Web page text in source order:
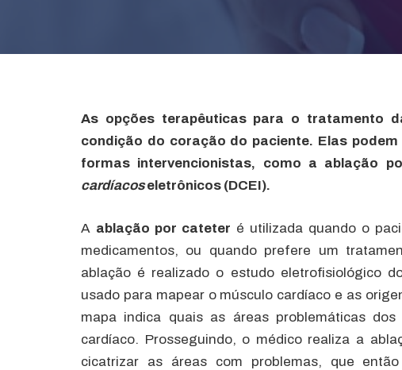
As opções terapêuticas para o tratamento
condição do coração do paciente. Elas
formas intervencionistas, como a ablação
cardíacoseletrônicos (DCEI).
A ablação por cateter é utilizada quando o
medicamentos, ou quando prefere um
ablação é realizado o estudo eletrofisiológico
usado para mapear o músculo cardíaco e as
mapa indica quais as áreas problemáticas
cardíaco. Prosseguindo, o médico realiza a
cicatrizar as áreas com problemas, que